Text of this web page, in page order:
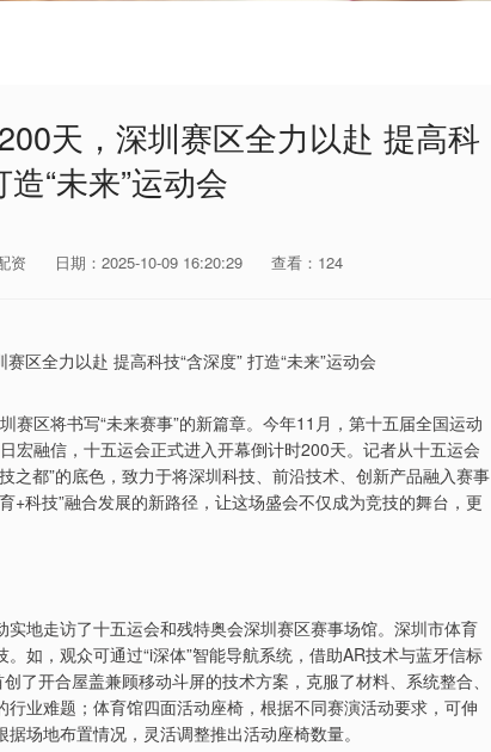
天，深圳赛区全力以赴 提高科
造“未来”运动会
资 日期：2025-10-09 16:20:29 查看：124
区将书写“未来赛事”的新篇章。今年11月，第十五届全国运动
宏融信，十五运会正式进入开幕倒计时200天。记者从十五运会
之都”的底色，致力于将深圳科技、前沿技术、创新产品融入赛事
科技”融合发展的新路径，让这场盛会不仅成为竞技的舞台，更
地走访了十五运会和残特奥会深圳赛区赛事场馆。深圳市体育
如，观众可通过“i深体”智能导航系统，借助AR技术与蓝牙信标
了开合屋盖兼顾移动斗屏的技术方案，克服了材料、系统整合、
业难题；体育馆四面活动座椅，根据不同赛演活动要求，可伸
场地布置情况，灵活调整推出活动座椅数量。
沪深300 4694.44 43.13